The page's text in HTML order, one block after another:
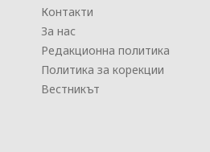
Контакти
За нас
Редакционна политика
Политика за корекции
Вестникът